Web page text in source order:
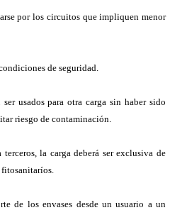
por los circuitos que impliquen menor
de seguridad.
usados para otra carga sin haber sido
riesgo de contaminación.
la carga deberá ser exclusiva de
fitosanitaríos.
de los envases desde un usuario a un